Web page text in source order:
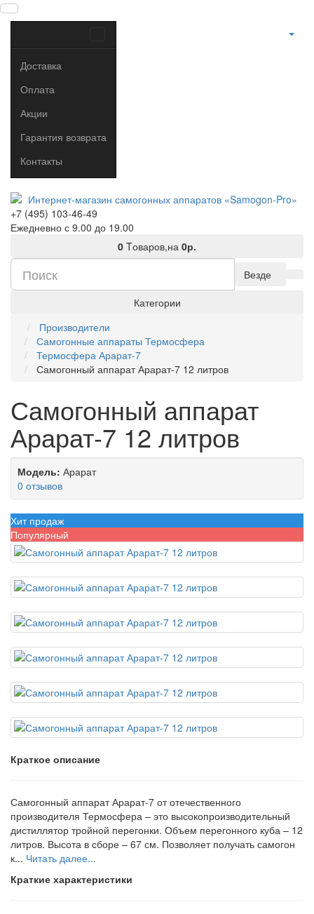
Доставка
Оплата
Акции
Гарантия возврата
Контакты
+7 (495) 103-46-49
Ежедневно с 9.00 до 19.00
0 Tоваров,на 0р.
Везде
Категории
Производители
Самогонные аппараты Термосфера
Термосфера Арарат-7
Самогонный аппарат Арарат-7 12 литров
Самогонный аппарат
Арарат-7 12 литров
Модель: Арарат
0 отзывов
Хит продаж
Популярный
Краткое описание
Самогонный аппарат Арарат-7 от отечественного
производителя Термосфера – это высокопроизводительный
дистиллятор тройной перегонки. Объем перегонного куба – 12
литров. Высота в сборе – 67 см. Позволяет получать самогон
к... Читать далее...
Краткие характеристики